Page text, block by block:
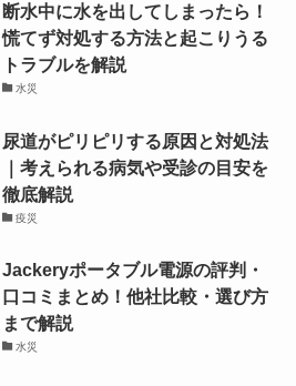
断水中に水を出してしまったら！
慌てず対処する方法と起こりうる
トラブルを解説
水災
尿道がピリピリする原因と対処法
｜考えられる病気や受診の目安を
徹底解説
疫災
Jackeryポータブル電源の評判・
口コミまとめ！他社比較・選び方
まで解説
水災